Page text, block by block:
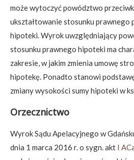
może wytoczyć powództwo
ukształtowanie stosunku prawnego
hipoteki. Wyrok uwzględniający
stosunku prawnego hipoteki ma
zakresie, w jakim zmienia umowę
hipotekę. Ponadto stanowi
zmiany wysokości sumy hipoteki w
Orzecznictwo
Wyrok Sądu Apelacyjnego w
dnia 1 marca 2016 r. o sygn. akt I